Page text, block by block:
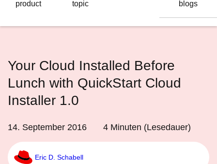
product
topic
blogs
Your Cloud Installed Before
Lunch with QuickStart Cloud
Installer 1.0
14. September 2016 4 Minuten (Lesedauer)
Eric D. Schabell